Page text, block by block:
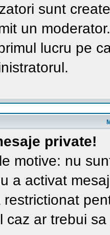
sunt
un
lucru pe
private!
motive: nu
a activat
caz ar trebui